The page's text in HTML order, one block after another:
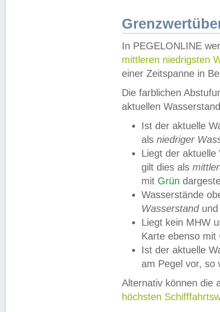
In PEGELONLINE
mittleren niedrigsten
einer Zeitspanne in
Die farblichen
aktuellen
Ist der aktuelle
als niedriger
Liegt der
gilt dies als
mit Grün
Wasserstände
Wasserstandund
Liegt kein MHW
Karte ebenso mit
Ist der aktuelle
am Pegel vor,
Alternativ können die
höchsten